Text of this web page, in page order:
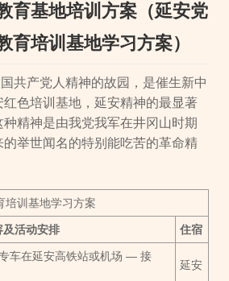
育基地培训方案（延安党
育培训基地学习方案）
产党人精神的故园，是催生新中
红色培训基地，延安精神的最显著
精神是由我党我军在井冈山时期
举世闻名的特别能吃苦的革命精
培训基地学习方案
及活动安排 住宿
车在延安高铁站或机场 — 接
延安